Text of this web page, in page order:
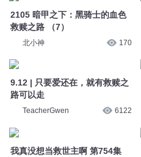
2105 暗甲之下：黑骑士的血色
救赎之路 （7）
北小神 170
9.12 | 只要爱还在，就有救赎之
路可以走
TeacherGwen 6122
我真没想当救世主啊 第754集